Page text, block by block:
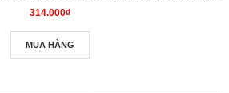
314.000₫
MUA HÀNG